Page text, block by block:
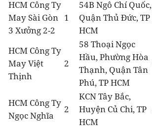
HCM Công Ty
May Sài Gòn
3 Xưởng 2-2
1
54B Ngô Chí Quốc,
Quận Thủ Đức, TP
HCM
HCM Công Ty
May Việt
Thịnh
2
58 Thoại Ngọc
Hầu, Phường Hòa
Thạnh, Quận Tân
Phú, TP HCM
HCM Công Ty
Ngọc Nghĩa
2
KCN Tây Bắc,
Huyện Củ Chi, TP
HCM